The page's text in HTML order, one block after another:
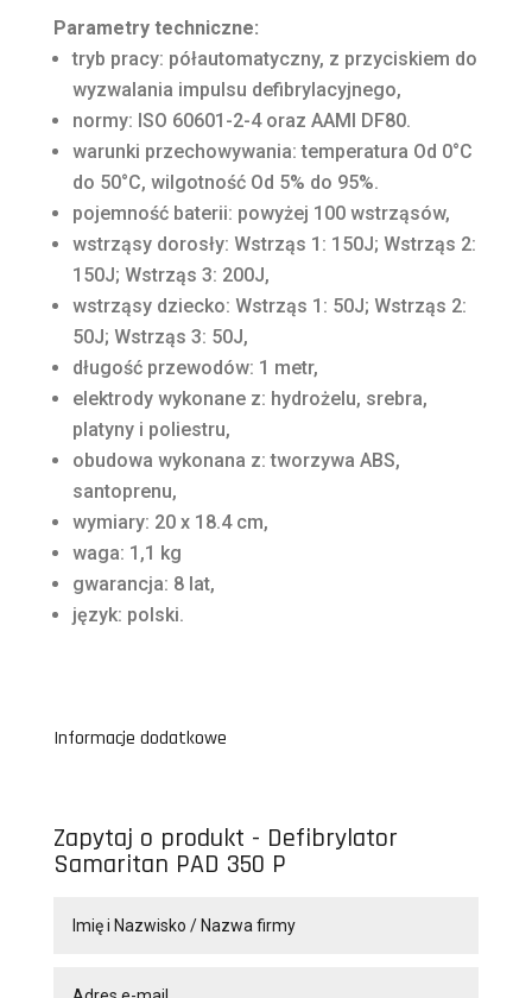
Parametry techniczne:
tryb pracy: półautomatyczny, z przyciskiem do
wyzwalania impulsu defibrylacyjnego,
normy: ISO 60601-2-4 oraz AAMI DF80.
warunki przechowywania: temperatura Od 0°C
do 50°C, wilgotność Od 5% do 95%.
pojemność baterii: powyżej 100 wstrząsów,
wstrząsy dorosły: Wstrząs 1: 150J; Wstrząs 2:
150J; Wstrząs 3: 200J,
wstrząsy dziecko: Wstrząs 1: 50J; Wstrząs 2:
50J; Wstrząs 3: 50J,
długość przewodów: 1 metr,
elektrody wykonane z: hydrożelu, srebra,
platyny i poliestru,
obudowa wykonana z: tworzywa ABS,
santoprenu,
wymiary: 20 x 18.4 cm,
waga: 1,1 kg
gwarancja: 8 lat,
język: polski.
Informacje dodatkowe
Zapytaj o produkt - Defibrylator
Samaritan PAD 350 P